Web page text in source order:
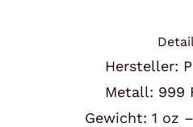
Hersteller:
Metall: 999
Gewicht: 1 oz